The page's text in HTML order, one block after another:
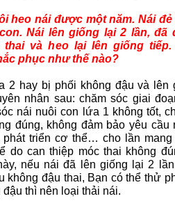
heo nái được một năm. Nái
Nái lên giống lại 2 lần, đã
và heo lại lên giống
phục như thế nào?
2 hay bị phối không đậu và lên
nhân sau: chăm sóc giai
nái nuôi con lứa 1 không tốt,
đúng, không đảm bảo yêu cầu
phát triển cơ thể… cho lần mang
do can thiệp móc thai không
nếu nái đã lên giống lại 2
không đậu thai, Bạn có thể thử
thì nên loại thải nái.